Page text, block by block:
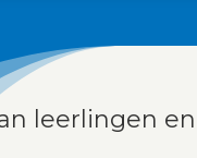
leerlingen